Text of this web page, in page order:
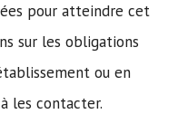
pour atteindre cet
sur les obligations
ou en
les contacter.